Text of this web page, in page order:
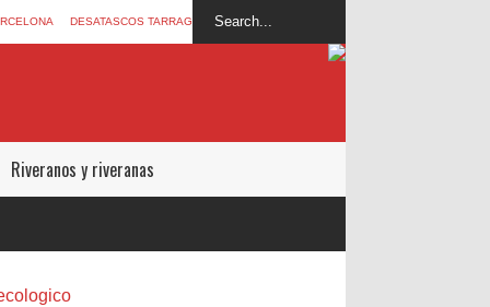
DESATASCOS TARRAGONA
Riveranos y riveranas